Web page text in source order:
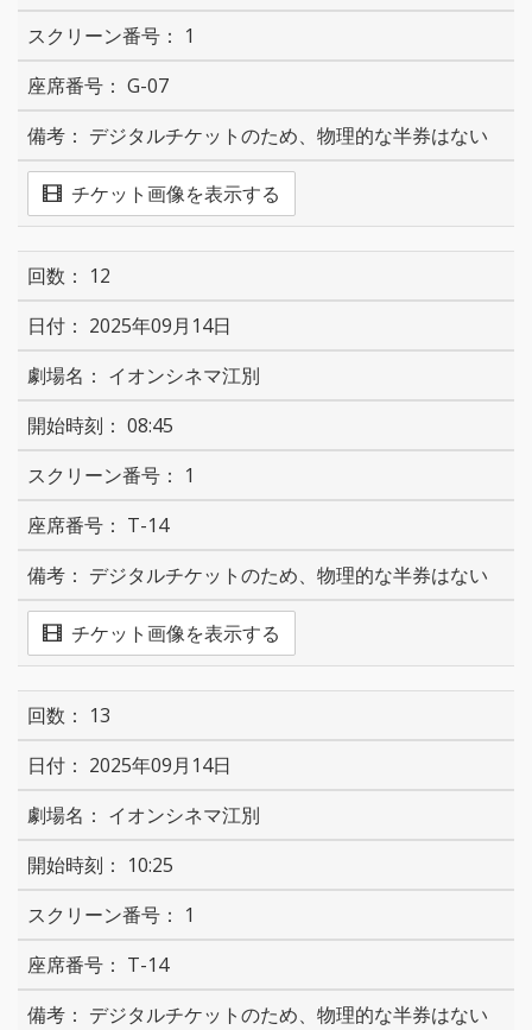
1
G-07
デジタルチケットのため、物理的な半券はない
チケット画像を表示する
12
2025年09月14日
イオンシネマ江別
08:45
1
T-14
デジタルチケットのため、物理的な半券はない
チケット画像を表示する
13
2025年09月14日
イオンシネマ江別
10:25
1
T-14
デジタルチケットのため、物理的な半券はない